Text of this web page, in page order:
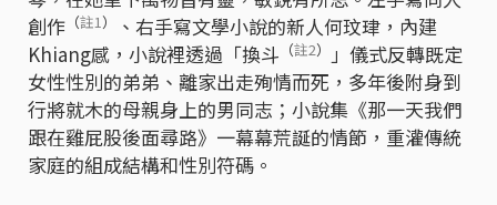
創作 （註1）
、右手寫文學小說的新人何玟珒，內建
Khiang感，小說裡透過「換斗 （註2） 」儀式反轉既定
女性性別的弟弟、離家出走殉情而死，多年後附身到
行將就木的母親身上的男同志；小說集《那一天我們
跟在雞屁股後面尋路》一幕幕荒誕的情節，重灌傳統
家庭的組成結構和性別符碼。